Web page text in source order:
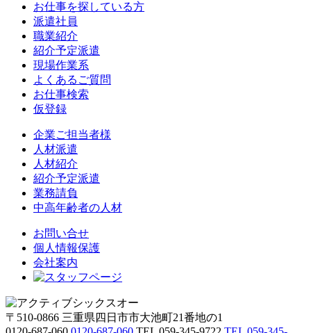
お仕事を探している方
派遣社員
職業紹介
紹介予定派遣
現場作業系
よくあるご質問
お仕事検索
仮登録
企業ご担当者様
人材派遣
人材紹介
紹介予定派遣
業務請負
中高年齢者の人材
お問い合せ
個人情報保護
会社案内
〒510-0866 三重県四日市市大池町21番地の1